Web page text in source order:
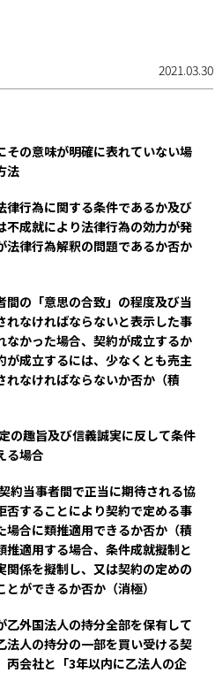
2021.03.30
その意味が明確に表れていない場
法
律行為に関する条件であるか及び
不成就により法律行為の効力が発
法律行為解釈の問題であるか否か
間の「意思の合致」の程度及び当
れなければならないと表示した事
なかった場合、契約が成立するか
が成立するには、少なくとも売主
れなければならないか否か（積
の趣旨及び信義誠実に反して条件
る場合
約当事者間で正当に期待される協
否することにより契約で定める事
場合に類推適用できるか否か（積
推適用する場合、条件成就擬制と
関係を擬制し、又は契約の定めの
ができるか否か（消極）
乙外国法人の持分全部を保有して
法人の持分の一部を買い受ける契
丙会社と「3年以内に乙法人の企